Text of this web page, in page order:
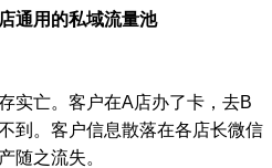
通用的私域流量池
实亡。客户在A店办了卡，去B
到。客户信息散落在各店长微信
随之流失。